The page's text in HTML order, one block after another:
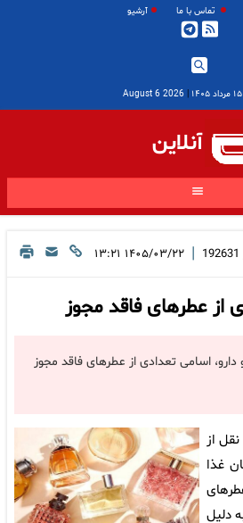
تماس با ما آرشیو
|
2026 August 6
آنلاین
192631
| ۱۴۰۵/۰۳/۲۲ ۱۳:۲۱
از عطرهای فاقد مجوز
اسامی تعدادی از عطرهای فاقد مجوز
از
غذا
دلیل